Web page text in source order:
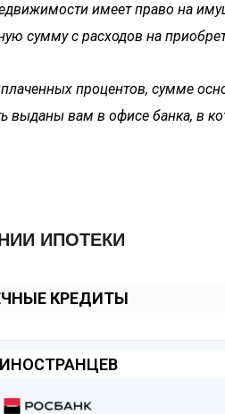
имеет право на
сумму с расходов на
процентов, сумме
выданы вам в офисе банка, в
ИПОТЕКИ
КРЕДИТЫ